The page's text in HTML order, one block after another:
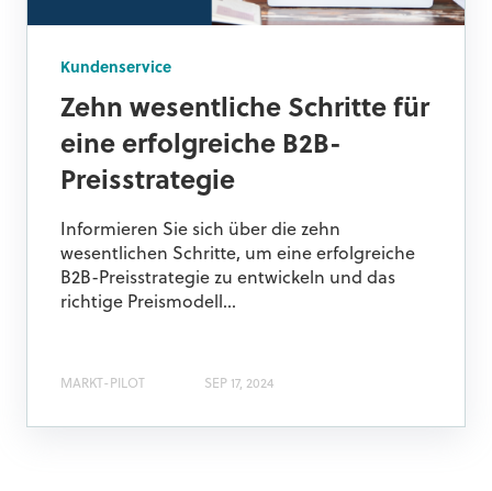
Kundenservice
Zehn wesentliche Schritte für
eine erfolgreiche B2B-
Preisstrategie
Informieren Sie sich über die zehn
wesentlichen Schritte, um eine erfolgreiche
B2B-Preisstrategie zu entwickeln und das
richtige Preismodell...
MARKT-PILOT SEP 17, 2024